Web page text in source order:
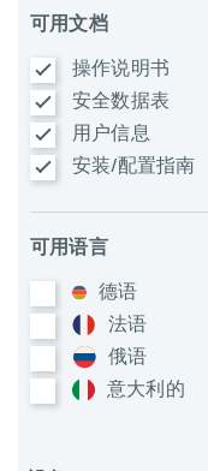
可用文档
操作说明书
安全数据表
用户信息
安装/配置指南
可用语言
德语
法语
俄语
意大利​的